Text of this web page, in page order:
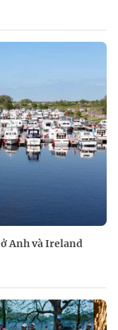
Anh và Ireland